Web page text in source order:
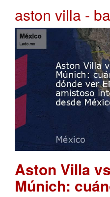
aston villa -
Aston Villa
Múnich: